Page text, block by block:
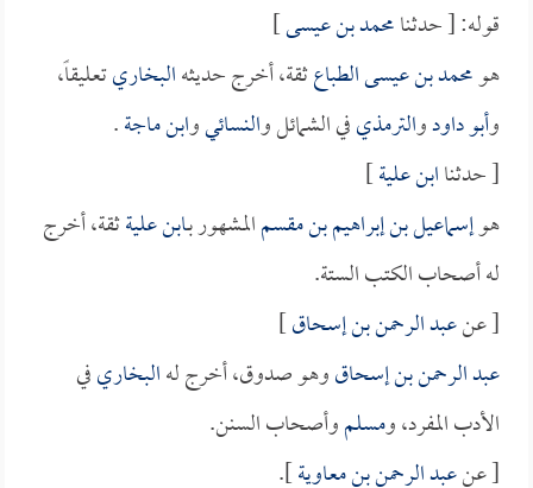
قوله: [ حدثنامحمد بن عيسى]
هومحمد بن عيسى الطباعثقة، أخرج حديثهالبخاريتعليقاً،
وأبو داودوالترمذيفي الشمائل والنسائيوابن ماجة.
[ حدثناابن علية]
هوإسماعيل بن إبراهيم بن مقسمالمشهور بـابن عليةثقة، أخرج
له أصحاب الكتب الستة.
[ عنعبد الرحمن بن إسحاق]
عبد الرحمن بن إسحاقوهو صدوق، أخرج لهالبخاريفي
الأدب المفرد، ومسلموأصحاب السنن.
[ عنعبد الرحمن بن معاوية].